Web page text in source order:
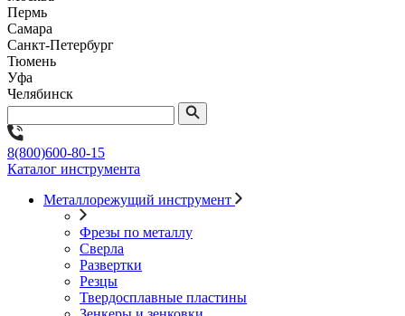
Пермь
Самара
Санкт-Петербург
Тюмень
Уфа
Челябинск
8(800)600-80-15
Каталог инструмента
Металлорежущий инструмент
Фрезы по металлу
Сверла
Развертки
Резцы
Твердосплавные пластины